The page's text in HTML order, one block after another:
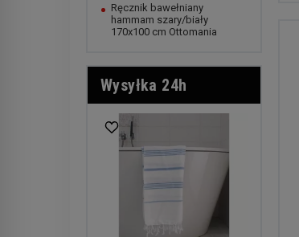
Ręcznik bawełniany
hammam szary/biały
170x100 cm Ottomania
Wysyłka 24h